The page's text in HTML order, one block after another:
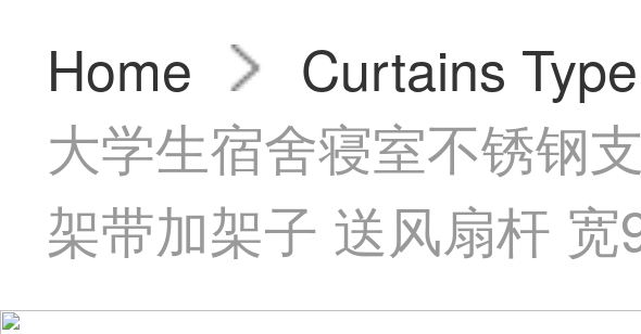
Home
Curtains
大学生宿舍寝室不锈钢
架带加架子 送风扇杆